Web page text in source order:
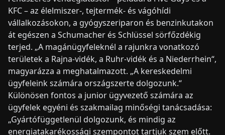
KFC – az élelmiszer-, tejtermék- és vágóhídi
vállalkozásokon, a gyógyszeriparon és benzinkutakon
át egészen a Schumacher és Schlüssel sörfőzdékig
terjed. „A magánügyfeleknél a rajunkra vonatkozó
területek a Rajna-vidék, a Ruhr-vidék és a Niederrhein“,
magyarázza a meghatalmazott. „A kereskedelmi
ügyfeleink számára országszerte dolgozunk.“
Különösen fontos a junior ügyvezető számára az
ügyfelek egyéni és szakmailag minőségi tanácsadása:
„Gyártófüggetlenül dolgozunk, és mindig az
energiatakarékossági szempontot tartjuk szem előtt.